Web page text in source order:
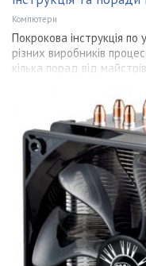
Компютери
Покрокова інструкція
різних виробників
кілька порад від